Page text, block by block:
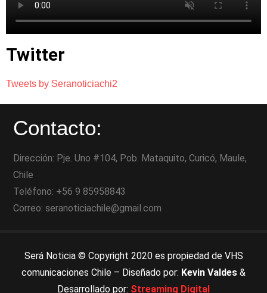
Twitter
Tweets by Seranoticiachi2
Contacto:
Dirección: Pje. Uno #104, Pob. Mataquito, Curicó, Maule,
Chile
Teléfono: +56 9 85958843
Correo: seranoticiachile@gmail.com
Será Noticia © Copyright 2020 es propiedad de VHS
comunicaciones Chile – Diseñado por: Kevin Valdes &
Desarrollado por: Streaming Digital